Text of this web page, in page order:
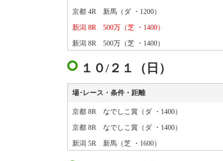
京都 4R 新馬（ダ ・1200）
新潟 8R 500万（芝 ・1400）
新潟 8R 500万（芝 ・1400）
１０/２１（日）
場･レース・条件・距離
京都 8R なでしこ賞（ダ ・1400）
京都 8R なでしこ賞（ダ ・1400）
新潟 5R 新馬（芝 ・1600）